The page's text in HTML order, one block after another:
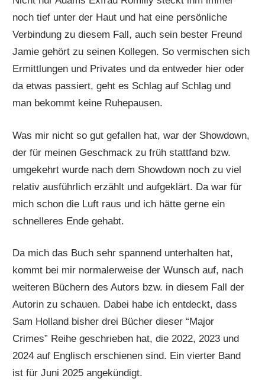
noch tief unter der Haut und hat eine persönliche
Verbindung zu diesem Fall, auch sein bester Freund
Jamie gehört zu seinen Kollegen. So vermischen sich
Ermittlungen und Privates und da entweder hier oder
da etwas passiert, geht es Schlag auf Schlag und
man bekommt keine Ruhepausen.
Was mir nicht so gut gefallen hat, war der Showdown,
der für meinen Geschmack zu früh stattfand bzw.
umgekehrt wurde nach dem Showdown noch zu viel
relativ ausführlich erzählt und aufgeklärt. Da war für
mich schon die Luft raus und ich hätte gerne ein
schnelleres Ende gehabt.
Da mich das Buch sehr spannend unterhalten hat,
kommt bei mir normalerweise der Wunsch auf, nach
weiteren Büchern des Autors bzw. in diesem Fall der
Autorin zu schauen. Dabei habe ich entdeckt, dass
Sam Holland bisher drei Bücher dieser “Major
Crimes” Reihe geschrieben hat, die 2022, 2023 und
2024 auf Englisch erschienen sind. Ein vierter Band
ist für Juni 2025 angekündigt.